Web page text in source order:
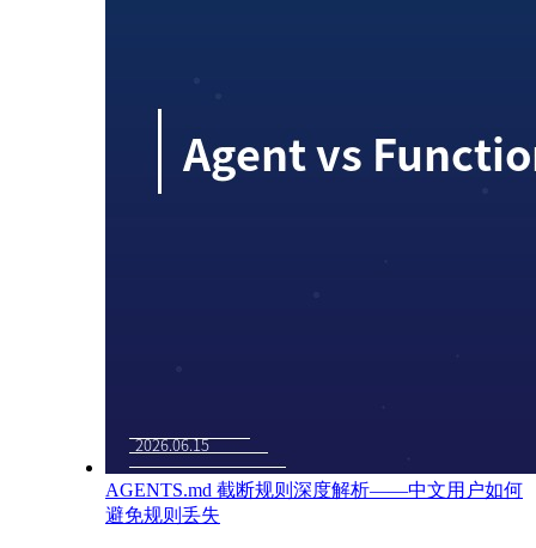
AGENTS.md 截断规则深度解析——中文用户如何
避免规则丢失